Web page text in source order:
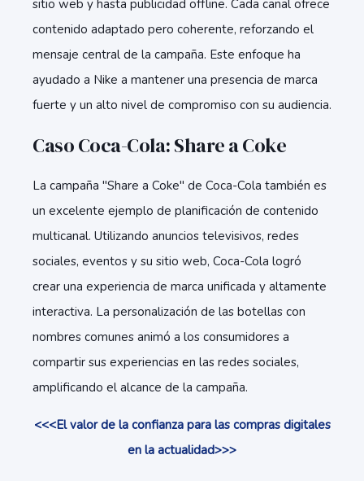
sitio web y hasta publicidad offline. Cada canal ofrece
contenido adaptado pero coherente, reforzando el
mensaje central de la campaña. Este enfoque ha
ayudado a Nike a mantener una presencia de marca
fuerte y un alto nivel de compromiso con su audiencia.
Caso Coca-Cola: Share a Coke
La campaña "Share a Coke" de Coca-Cola también es
un excelente ejemplo de planificación de contenido
multicanal. Utilizando anuncios televisivos, redes
sociales, eventos y su sitio web, Coca-Cola logró
crear una experiencia de marca unificada y altamente
interactiva. La personalización de las botellas con
nombres comunes animó a los consumidores a
compartir sus experiencias en las redes sociales,
amplificando el alcance de la campaña.
<<<El valor de la confianza para las compras digitales
en la actualidad>>>